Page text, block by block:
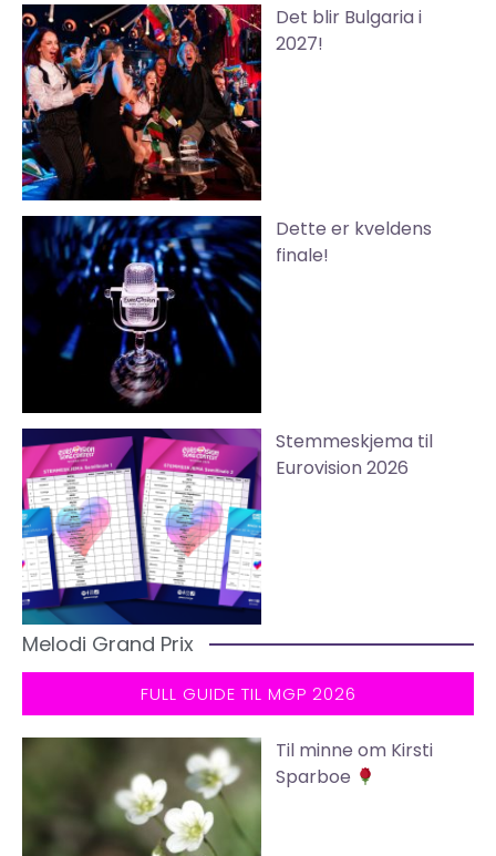
Det blir Bulgaria i
2027!
Dette er kveldens
finale!
Stemmeskjema til
Eurovision 2026
Melodi Grand Prix
FULL GUIDE TIL MGP 2026
Til minne om Kirsti
Sparboe